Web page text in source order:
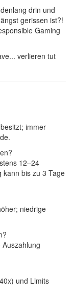
drin und
gerissen ist?!
Gaming
verlieren tut
immer
12–24
kann bis zu 3 Tage
niedrige
und Limits